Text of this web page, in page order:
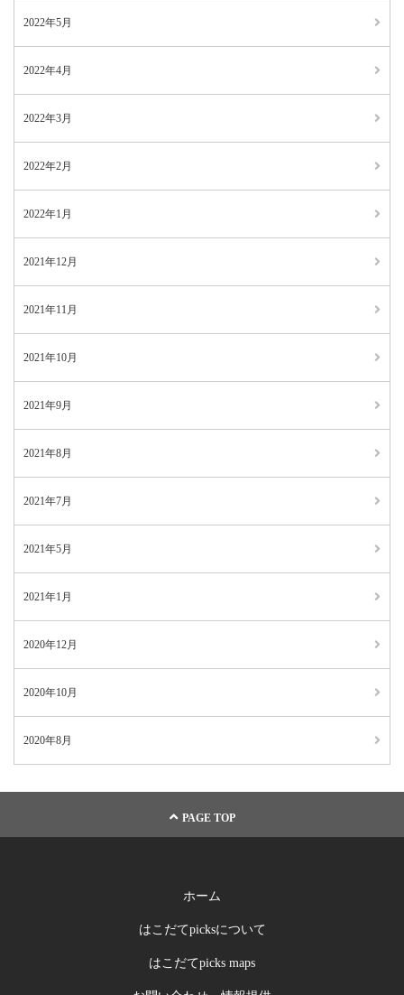
2022年5月
2022年4月
2022年3月
2022年2月
2022年1月
2021年12月
2021年11月
2021年10月
2021年9月
2021年8月
2021年7月
2021年5月
2021年1月
2020年12月
2020年10月
2020年8月
PAGE TOP
ホーム
はこだてpicksについて
はこだてpicks maps